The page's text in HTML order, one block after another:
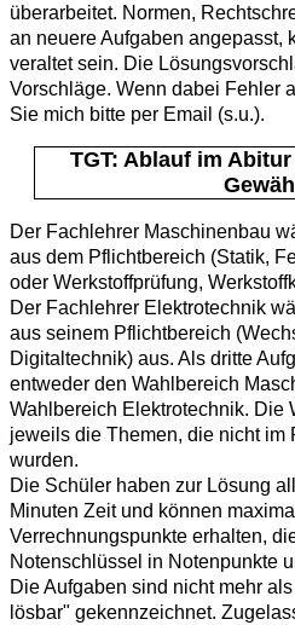
überarbeitet. Normen,
an neuere Aufgaben angepasst,
veraltet sein. Die
Vorschläge. Wenn dabei Fehler
Sie mich bitte per Email (s.u.).
TGT: Ablauf im
Der Fachlehrer Maschinenbau
aus dem Pflichtbereich (Statik,
oder Werkstoffprüfung,
Der Fachlehrer Elektrotechnik
aus seinem Pflichtbereich
Digitaltechnik) aus. Als dritte
entweder den Wahlbereich
Wahlbereich Elektrotechnik. Die
jeweils die Themen, die nicht im
wurden.
Die Schüler haben zur Lösung
Minuten Zeit und können
Verrechnungspunkte erhalten,
Notenschlüssel in Notenpunkte
Die Aufgaben sind nicht mehr
lösbar" gekennzeichnet.